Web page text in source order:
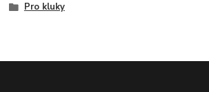
Pro kluky